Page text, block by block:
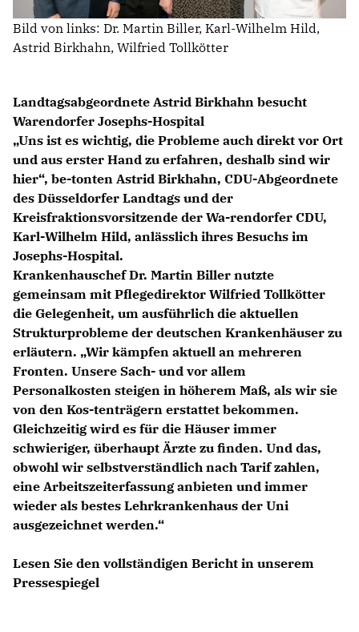
KREISAUSSCHUSS
AUSSCHUSS FÜR KINDER, JUGENDLICHE UND FAMILIEN
AUSSCHUSS FÜR SCHULE, KULTUR UND SPORT
AUSSCHUSS FÜR ARBEIT, SOZIALES UND GESUNDHEIT
AUSSCHUSS FÜR WIRTSCHAFT, UMWELT UND PLANUNG
POLIZEIBEIRAT
CDU Kreisverband Warendorf-Beckum
CDU Regionalrat Münster
LWL-Fraktion der CDU
Kommunalpolitische Vereinigung KPV NRW
Landtagsabgeordnete Astrid Birkhahn besucht
Warendorfer Josephs-Hospital
Uns ist es wichtig, die Probleme auch direkt vor Ort
und aus erster Hand zu erfahren, deshalb sind wir
hier“, be-tonten Astrid Birkhahn, CDU-Abgeordnete
des Düsseldorfer Landtags und der
Kreisfraktionsvorsitzende der Wa-rendorfer CDU,
Karl-Wilhelm Hild, anlässlich ihres Besuchs im
Josephs-Hospital.
Krankenhauschef Dr. Martin Biller nutzte
gemeinsam mit Pflegedirektor Wilfried Tollkötter
die Gelegenheit, um ausführlich die aktuellen
Strukturprobleme der deutschen Krankenhäuser zu
erläutern. „Wir kämpfen aktuell an mehreren
Fronten. Unsere Sach- und vor allem
Personalkosten steigen in höherem Maß, als wir sie
von den Kos-tenträgern erstattet bekommen.
Gleichzeitig wird es für die Häuser immer
schwieriger, überhaupt Ärzte zu finden. Und das,
obwohl wir selbstverständlich nach Tarif zahlen,
eine Arbeitszeiterfassung anbieten und immer
wieder als bestes Lehrkrankenhaus der Uni
ausgezeichnet werden.“
Lesen Sie den vollständigen Bericht in unserem
Pressespiegel
Bild von links: Dr. Martin Biller, Karl-Wilhelm Hild,
Astrid Birkhahn, Wilfried Tollkötter